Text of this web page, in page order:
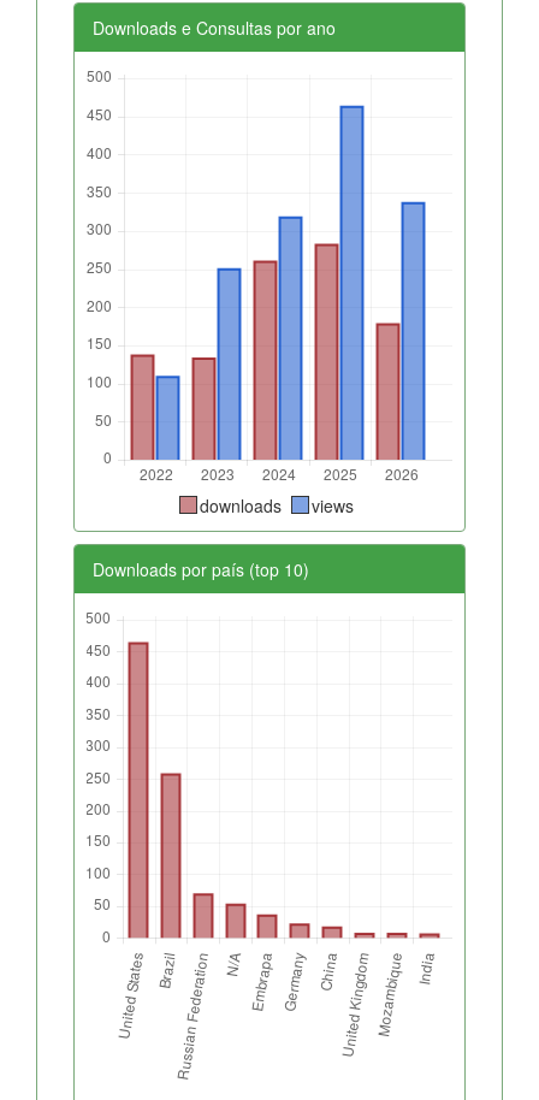
Downloads e Consultas por ano
downloads views
Downloads por país (top 10)